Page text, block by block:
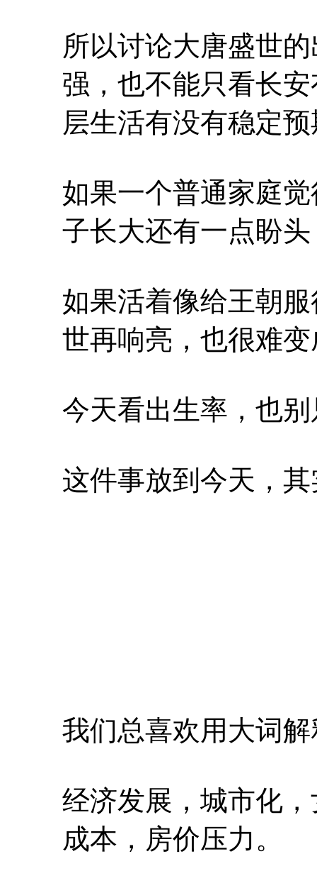
所以讨论大唐盛世
强，也不能只看长
层生活有没有稳定
如果一个普通家庭
子长大还有一点盼
如果活着像给王朝
世再响亮，也很难
今天看出生率，也
这件事放到今天，
我们总喜欢用大词
经济发展，城市化
成本，房价压力。